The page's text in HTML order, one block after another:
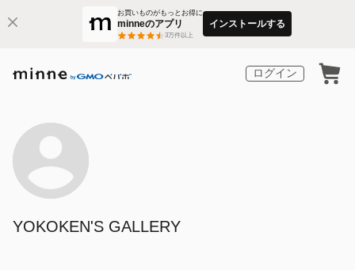
お買いものがもっとお得に
minneのアプリ
3万件以上
インストールする
ログイン
YOKOKEN'S GALLERY